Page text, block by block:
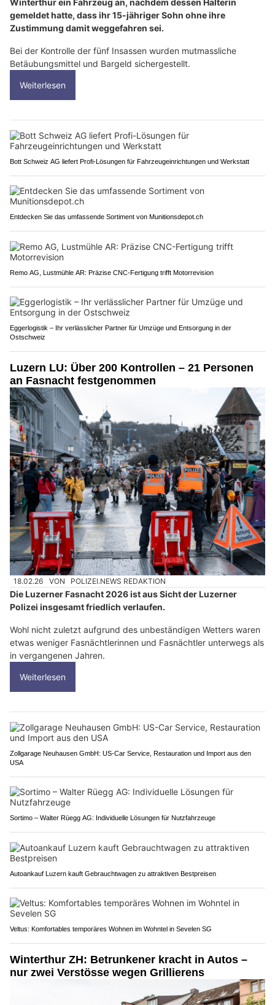
gemeldet hatte, dass ihr 15-jähriger Sohn ohne ihre
Zustimmung damit weggefahren sei.
Bei der Kontrolle der fünf Insassen wurden mutmassliche
Betäubungsmittel und Bargeld sichergestellt.
Weiterlesen
Bott Schweiz AG liefert Profi-Lösungen für Fahrzeugeinrichtungen und Werkstatt
Entdecken Sie das umfassende Sortiment von Munitionsdepot.ch
Remo AG, Lustmühle AR: Präzise CNC-Fertigung trifft Motorrevision
Eggerlogistik – Ihr verlässlicher Partner für Umzüge und Entsorgung in der
Ostschweiz
Luzern LU: Über 200 Kontrollen – 21 Personen
an Fasnacht festgenommen
18.02.26 VON POLIZEI.NEWS REDAKTION
Die Luzerner Fasnacht 2026 ist aus Sicht der Luzerner
Polizei insgesamt friedlich verlaufen.
Wohl nicht zuletzt aufgrund des unbeständigen Wetters waren
etwas weniger Fasnächtlerinnen und Fasnächtler unterwegs als
in vergangenen Jahren.
Weiterlesen
Zollgarage Neuhausen GmbH: US-Car Service, Restauration und Import aus den
USA
Sortimo – Walter Rüegg AG: Individuelle Lösungen für Nutzfahrzeuge
Autoankauf Luzern kauft Gebrauchtwagen zu attraktiven Bestpreisen
Veltus: Komfortables temporäres Wohnen im Wohntel in Sevelen SG
Winterthur ZH: Betrunkener kracht in Autos –
nur zwei Verstösse wegen Grillierens